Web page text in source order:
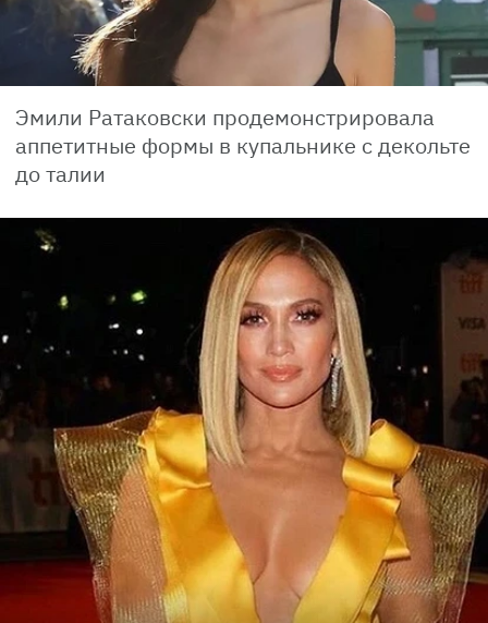
Эмили Ратаковски продемонстрировала
аппетитные формы в купальнике с декольте
до талии